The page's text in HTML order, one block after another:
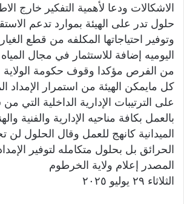
الاشكالات ودعا لأهمية التفكير خارج
حلول تدر على الهيئة بموارد تدعم
وتوفير احتياجاتها المكلفه من قطع
اليوميه إضافة للاستثمار في مجال
من الفرص مؤكدا وقوف حكومة الولاية
كل مايمكن الهيئة من استمرار الإمداد
على الترتيبات الإدارية الداخلية التي
بالعمل بكافة مناحيه الإدارية والفنية
الميدانية كانهج للعمل وقال الحلول لن
الحرائق بل بحلول متكامله لتوفير
المصدر إعلام ولاية الخرطوم
الثلاثاء ٢٩ يوليو ٢٠٢٥